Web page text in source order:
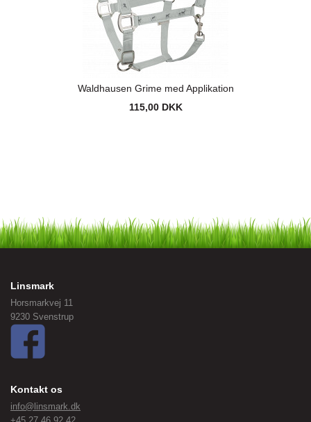
Waldhausen Grime med Applikation
115,00 DKK
Linsmark
Horsmarkvej 11
9230 Svenstrup
Kontakt os
info@linsmark.dk